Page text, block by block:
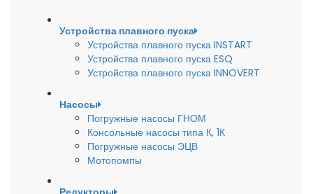
Устройства плавного пуска
Устройства плавного пуска INSTART
Устройства плавного пуска ESQ
Устройства плавного пуска INNOVERT
Насосы
Погружные насосы ГНОМ
Консольные насосы типа К, 1К
Погружные насосы ЭЦВ
Мотопомпы